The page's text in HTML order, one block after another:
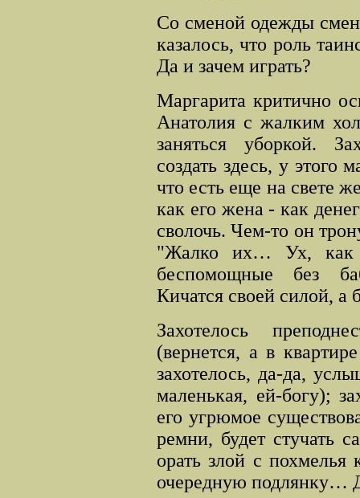
Со сменой одежды
казалось, что роль
Да и зачем играть?
Маргарита критично
Анатолия с жалким
заняться уборкой.
создать здесь, у этого
что есть еще на свете
как его жена - как
сволочь. Чем-то он
"Жалко их… Ух,
беспомощные без
Кичатся своей силой, а
Захотелось
(вернется, а в
захотелось, да-да,
маленькая, ей-богу);
его угрюмое
ремни, будет стучать
орать злой с похмелья
очередную подлянку…